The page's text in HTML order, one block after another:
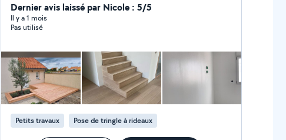
d'aménagement (poser des meubles, créer un
dressing), réparer un mur (boucher des trous, enduit,
peinture). Vous pouvez me contacter pour plus
Dernier avis laissé par Nicole : 5/5
Il y a 1 mois
Pas utilisé
Petits travaux Pose de tringle à rideaux